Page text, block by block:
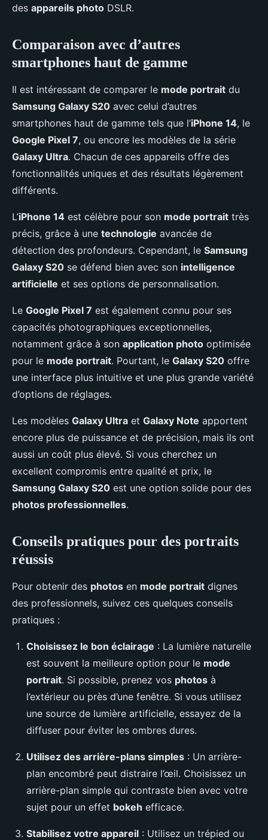
des appareils photo DSLR.
Comparaison avec d’autres
smartphones haut de gamme
Il est intéressant de comparer le mode portrait du
Samsung Galaxy S20 avec celui d’autres
smartphones haut de gamme tels que l’iPhone 14, le
Google Pixel 7, ou encore les modèles de la série
Galaxy Ultra. Chacun de ces appareils offre des
fonctionnalités uniques et des résultats légèrement
différents.
L’iPhone 14 est célèbre pour son mode portrait très
précis, grâce à une technologie avancée de
détection des profondeurs. Cependant, le Samsung
Galaxy S20 se défend bien avec son intelligence
artificielle et ses options de personnalisation.
Le Google Pixel 7 est également connu pour ses
capacités photographiques exceptionnelles,
notamment grâce à son application photo optimisée
pour le mode portrait. Pourtant, le Galaxy S20 offre
une interface plus intuitive et une plus grande variété
d’options de réglages.
Les modèles Galaxy Ultra et Galaxy Note apportent
encore plus de puissance et de précision, mais ils ont
aussi un coût plus élevé. Si vous cherchez un
excellent compromis entre qualité et prix, le
Samsung Galaxy S20 est une option solide pour des
photos professionnelles.
Conseils pratiques pour des portraits
réussis
Pour obtenir des photos en mode portrait dignes
des professionnels, suivez ces quelques conseils
pratiques :
Choisissez le bon éclairage : La lumière naturelle
est souvent la meilleure option pour le mode
portrait. Si possible, prenez vos photos à
l’extérieur ou près d’une fenêtre. Si vous utilisez
une source de lumière artificielle, essayez de la
diffuser pour éviter les ombres dures.
Utilisez des arrière-plans simples : Un arrière-
plan encombré peut distraire l’œil. Choisissez un
arrière-plan simple qui contraste bien avec votre
sujet pour un effet bokeh efficace.
Stabilisez votre appareil : Utilisez un trépied ou